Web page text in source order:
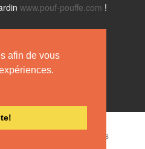
afin de vous
www.pouf-pouffe.com !
Nos Partenaires